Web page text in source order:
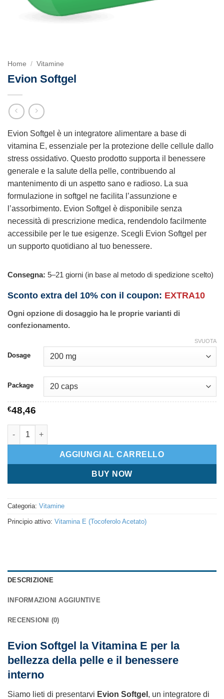
Home / Vitamine
Evion Softgel
Evion Softgel è un integratore alimentare a base di
vitamina E, essenziale per la protezione delle cellule dallo
stress ossidativo. Questo prodotto supporta il benessere
generale e la salute della pelle, contribuendo al
mantenimento di un aspetto sano e radioso. La sua
formulazione in softgel ne facilita l’assunzione e
l’assorbimento. Evion Softgel è disponibile senza
necessità di prescrizione medica, rendendolo facilmente
accessibile per le tue esigenze. Scegli Evion Softgel per
un supporto quotidiano al tuo benessere.
Consegna: 5–21 giorni (in base al metodo di spedizione scelto)
Sconto extra del 10% con il coupon: EXTRA10
Ogni opzione di dosaggio ha le proprie varianti di
confezionamento.
Dosage
Package
SVUOTA
€48,46
Evion Softgel quantità
AGGIUNGI AL CARRELLO
BUY NOW
Categoria: Vitamine
Principio attivo: Vitamina E (Tocoferolo Acetato)
DESCRIZIONE
INFORMAZIONI AGGIUNTIVE
RECENSIONI (0)
Evion Softgel la Vitamina E per la
bellezza della pelle e il benessere
interno
Siamo lieti di presentarvi Evion Softgel , un integratore di